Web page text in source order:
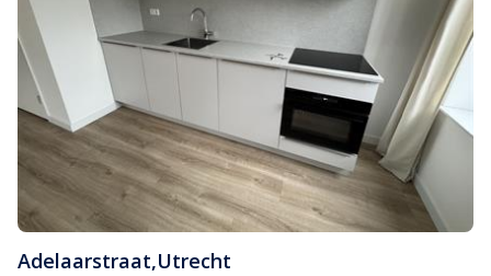
Adelaarstraat,Utrecht